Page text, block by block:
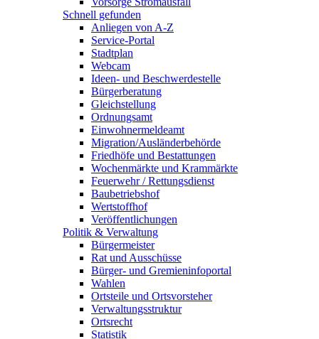
Schnell gefunden
Anliegen von A-Z
Service-Portal
Stadtplan
Webcam
Ideen- und Beschwerdestelle
Bürgerberatung
Gleichstellung
Ordnungsamt
Einwohnermeldeamt
Migration/Ausländerbehörde
Friedhöfe und Bestattungen
Wochenmärkte und Krammärkte
Feuerwehr / Rettungsdienst
Baubetriebshof
Wertstoffhof
Veröffentlichungen
Politik & Verwaltung
Bürgermeister
Rat und Ausschüsse
Bürger- und Gremieninfoportal
Wahlen
Ortsteile und Ortsvorsteher
Verwaltungsstruktur
Ortsrecht
Statistik